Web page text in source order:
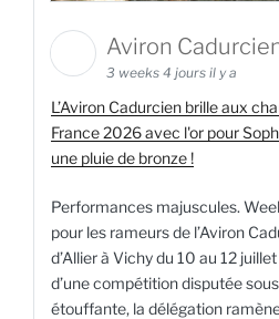
Aviron
3 weeks 4 jours il y a
L’Aviron Cadurcien brille aux
France 2026 avec l'or pour
une pluie de bronze !
Performances majuscules.
pour les rameurs de l’Aviron
d’Allier à Vichy du 10 au 12
d’une compétition disputée
étouffante, la délégation